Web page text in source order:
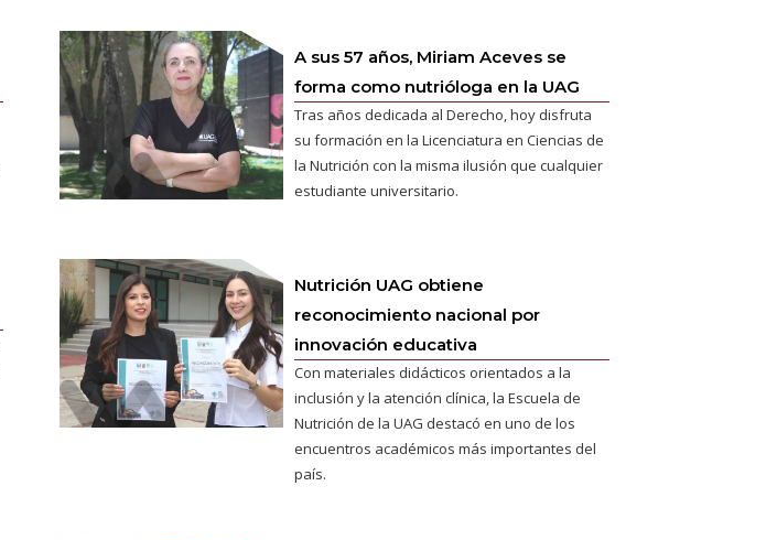
A sus 57 años, Miriam Aceves se
forma como nutrióloga en la UAG
Tras años dedicada al Derecho, hoy disfruta
su formación en la Licenciatura en Ciencias de
la Nutrición con la misma ilusión que cualquier
estudiante universitario.
Nutrición UAG obtiene
reconocimiento nacional por
innovación educativa
Con materiales didácticos orientados a la
inclusión y la atención clínica, la Escuela de
Nutrición de la UAG destacó en uno de los
encuentros académicos más importantes del
país.